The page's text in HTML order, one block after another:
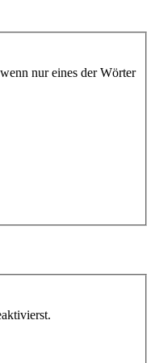
nur eines der Wörter